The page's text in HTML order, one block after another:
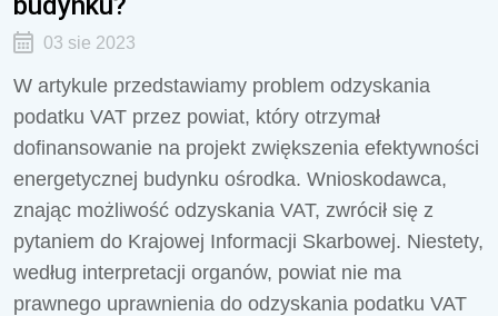
03 sie 2023
W artykule przedstawiamy problem odzyskania
podatku VAT przez powiat, który otrzymał
dofinansowanie na projekt zwiększenia efektywności
energetycznej budynku ośrodka. Wnioskodawca,
znając możliwość odzyskania VAT, zwrócił się z
pytaniem do Krajowej Informacji Skarbowej. Niestety,
według interpretacji organów, powiat nie ma
prawnego uprawnienia do odzyskania podatku VAT